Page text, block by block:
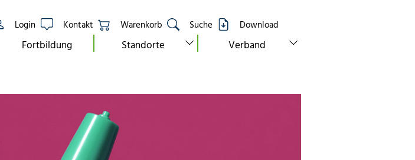
Login Kontakt Warenkorb Suche Download
Fortbildung Standorte show submenu for “standorte”
Verband show submenu for “verband”